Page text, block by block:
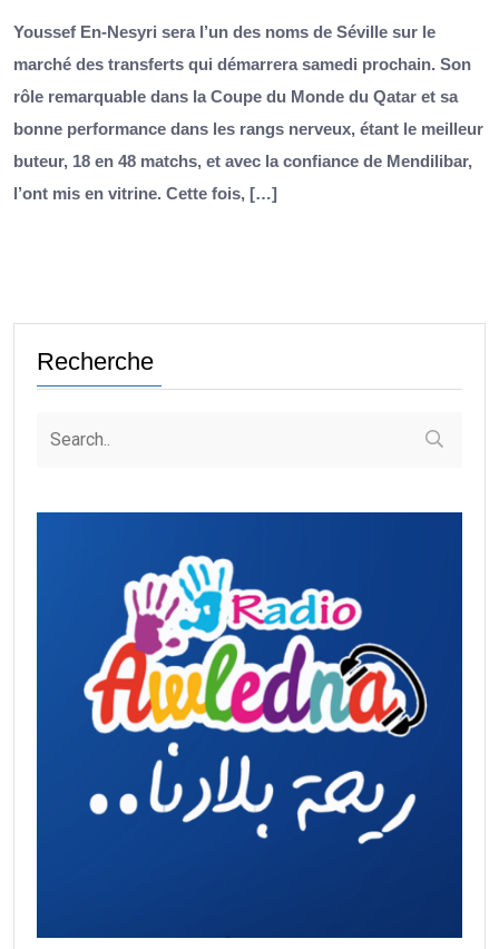
Youssef En-Nesyri sera l’un des noms de Séville sur le
marché des transferts qui démarrera samedi prochain. Son
rôle remarquable dans la Coupe du Monde du Qatar et sa
bonne performance dans les rangs nerveux, étant le meilleur
buteur, 18 en 48 matchs, et avec la confiance de Mendilibar,
l’ont mis en vitrine. Cette fois, […]
Recherche